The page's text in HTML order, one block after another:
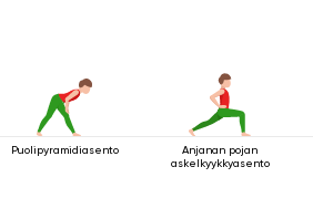
Puolipyramidiasento
Anjanan pojan
askelkyykkyasento